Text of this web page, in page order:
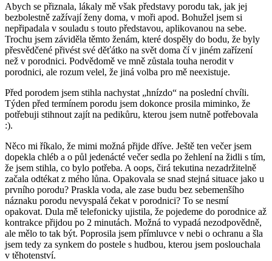
Abych se přiznala, lákaly mě však představy porodu tak, jak jej
bezbolestně zažívají ženy doma, v moři apod. Bohužel jsem si
nepřipadala v souladu s touto představou, aplikovanou na sebe.
Trochu jsem záviděla těmto ženám, které dospěly do bodu, že byly
přesvědčené přivést své děťátko na svět doma čí v jiném zařízení
než v porodnici. Podvědomě ve mně zůstala touha nerodit v
porodnici, ale rozum velel, že jiná volba pro mě neexistuje.
Před porodem jsem stihla nachystat „hnízdo“ na poslední chvíli.
Týden před termínem porodu jsem dokonce prosila miminko, že
potřebuji stihnout zajít na pedikůru, kterou jsem nutně potřebovala
:).
Něco mi říkalo, že mimi možná přijde dříve. Ještě ten večer jsem
dopekla chléb a o půl jedenácté večer sedla po žehlení na židli s tím,
že jsem stihla, co bylo potřeba. A oops, čirá tekutina nezadržitelně
začala odtékat z mého lůna. Opakovala se snad stejná situace jako u
prvního porodu? Praskla voda, ale zase budu bez sebemenšího
náznaku porodu nevyspalá čekat v porodnici? To se nesmí
opakovat. Dula mě telefonicky ujistila, že pojedeme do porodnice až
kontrakce přijdou po 2 minutách. Možná to vypadá nezodpovědně,
ale mělo to tak být. Poprosila jsem přímluvce v nebi o ochranu a šla
jsem tedy za synkem do postele s hudbou, kterou jsem poslouchala
v těhotenství.